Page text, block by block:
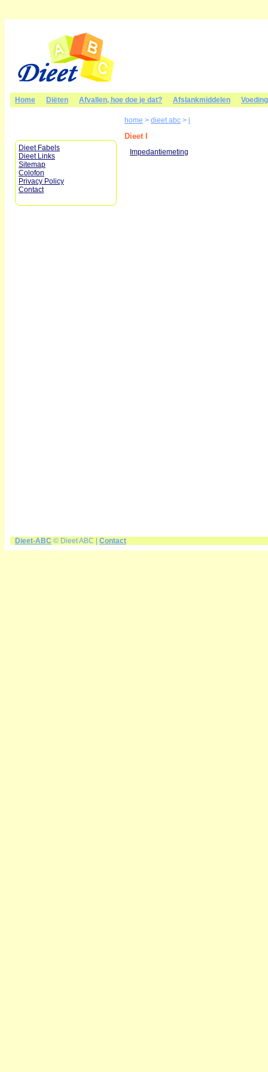
Home Diëten Afvallen, hoe doe je dat? Afslankmiddelen
Dieet Fabels
Dieet Links
Sitemap
Colofon
Privacy Policy
Contact
home > dieet abc > i
Dieet I
Impedantiemeting
Dieet-ABC © Dieet ABC | Contact